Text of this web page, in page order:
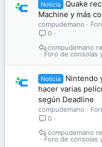
Noticia
Quake
Machine y más
compudemano
0
Foro de consolas
compudemano
Noticia
Nintendo
hacer varias
según Deadline
compudemano
0
Foro de consolas
compudemano